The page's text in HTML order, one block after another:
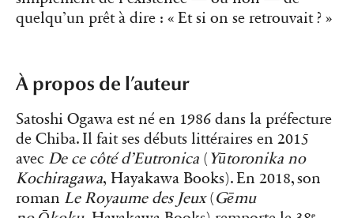
quelqu’un prêt à dire : « Et si on se retrouvait ? »
À propos de l’auteur
Satoshi Ogawa est né en 1986 dans la préfecture
de Chiba. Il fait ses débuts littéraires en 2015
avec De ce côté d’Eutronica ( Yūtoronika no
Kochiragawa, Hayakawa Books). En 2018, son
roman Le Royaume des Jeux(Gēmu